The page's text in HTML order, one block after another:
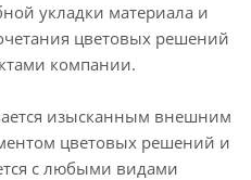
укладки материала и
цветовых решений
компании.
изысканным внешним
цветовых решений и
с любыми видами